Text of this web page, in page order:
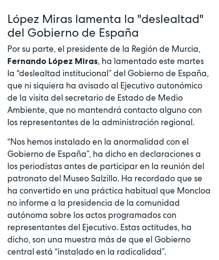
López Miras lamenta la "deslealtad"
del Gobierno de España
Por su parte, el presidente de la Región de Murcia,
Fernando López Miras, ha lamentado este martes
la “deslealtad institucional” del Gobierno de España,
que ni siquiera ha avisado al Ejecutivo autonómico
de la visita del secretario de Estado de Medio
Ambiente, que no mantendrá contacto alguno con
los representantes de la administración regional.
“Nos hemos instalado en la anormalidad con el
Gobierno de España”, ha dicho en declaraciones a
los periodistas antes de participar en la reunión del
patronato del Museo Salzillo. Ha recordado que se
ha convertido en una práctica habitual que Moncloa
no informe a la presidencia de la comunidad
autónoma sobre los actos programados con
representantes del Ejecutivo. Estas actitudes, ha
dicho, son una muestra más de que el Gobierno
central está “instalado en la radicalidad”.